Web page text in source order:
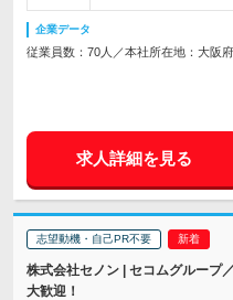
企業データ
従業員数：70人／本社所在地：大阪府
求人詳細を見る
志望動機・自己PR不要
株式会社セノン | セコムグループ
大歓迎！